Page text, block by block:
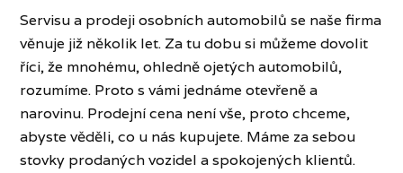
Servisu a prodeji osobních automobilů se naše firma
věnuje již několik let. Za tu dobu si můžeme dovolit
říci, že mnohému, ohledně ojetých automobilů,
rozumíme. Proto s vámi jednáme otevřeně a
narovinu. Prodejní cena není vše, proto chceme,
abyste věděli, co u nás kupujete. Máme za sebou
stovky prodaných vozidel a spokojených klientů.